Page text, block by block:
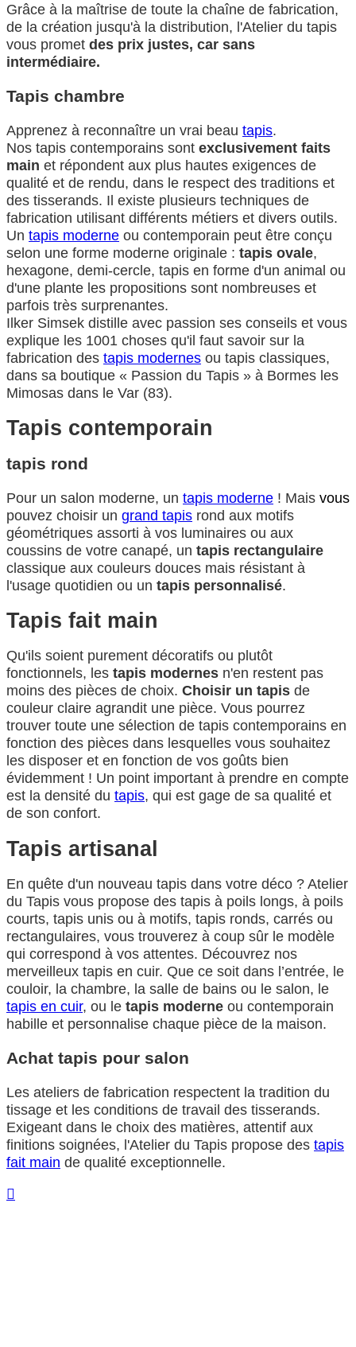
Grâce à la maîtrise de toute la chaîne de fabrication,
de la création jusqu'à la distribution, l'Atelier du tapis
vous promet des prix justes, car sans
intermédiaire.
Tapis chambre
Apprenez à reconnaître un vrai beau tapis.
Nos tapis contemporains sont exclusivement faits
main et répondent aux plus hautes exigences de
qualité et de rendu, dans le respect des traditions et
des tisserands. Il existe plusieurs techniques de
fabrication utilisant différents métiers et divers outils.
Un tapis moderne ou contemporain peut être conçu
selon une forme moderne originale : tapis ovale,
hexagone, demi-cercle, tapis en forme d'un animal ou
d'une plante les propositions sont nombreuses et
parfois très surprenantes.
Ilker Simsek distille avec passion ses conseils et vous
explique les 1001 choses qu'il faut savoir sur la
fabrication des tapis modernes ou tapis classiques,
dans sa boutique « Passion du Tapis » à Bormes les
Mimosas dans le Var (83).
Tapis contemporain
tapis rond
Pour un salon moderne, un tapis moderne ! Mais vous
pouvez choisir un grand tapis rond aux motifs
géométriques assorti à vos luminaires ou aux
coussins de votre canapé, un tapis rectangulaire
classique aux couleurs douces mais résistant à
l'usage quotidien ou un tapis personnalisé.
Tapis fait main
Qu'ils soient purement décoratifs ou plutôt
fonctionnels, les tapis modernes n'en restent pas
moins des pièces de choix. Choisir un tapis de
couleur claire agrandit une pièce. Vous pourrez
trouver toute une sélection de tapis contemporains en
fonction des pièces dans lesquelles vous souhaitez
les disposer et en fonction de vos goûts bien
évidemment ! Un point important à prendre en compte
est la densité du tapis, qui est gage de sa qualité et
de son confort.
Tapis artisanal
En quête d'un nouveau tapis dans votre déco ? Atelier
du Tapis vous propose des tapis à poils longs, à poils
courts, tapis unis ou à motifs, tapis ronds, carrés ou
rectangulaires, vous trouverez à coup sûr le modèle
qui correspond à vos attentes. Découvrez nos
merveilleux tapis en cuir. Que ce soit dans l’entrée, le
couloir, la chambre, la salle de bains ou le salon, le
tapis en cuir, ou le tapis moderne ou contemporain
habille et personnalise chaque pièce de la maison.
Achat tapis pour salon
Les ateliers de fabrication respectent la tradition du
tissage et les conditions de travail des tisserands.
Exigeant dans le choix des matières, attentif aux
finitions soignées, l'Atelier du Tapis propose des tapis
fait main de qualité exceptionnelle.
